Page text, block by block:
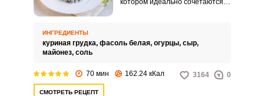
котором идеально сочетаются
великолепным вариантом
закуски на праздничном столе
меню.
ИНГРЕДИЕНТЫ
куриная грудка, фасоль белая, огурцы, сыр,
майонез, соль
70 мин 162.24 кКал 3164 0
СМОТРЕТЬ РЕЦЕПТ